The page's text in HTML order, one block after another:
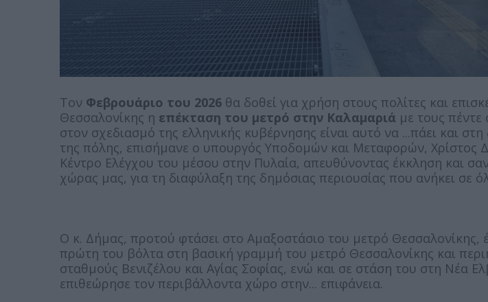
Τον Φεβρουάριο του 2026 θα δοθεί για χρήση στους πολίτες και
Θεσσαλονίκης η επέκταση του μετρό στην Καλαμαριά με τους
στον σχεδιασμό της ελληνικής κυβέρνησης είναι αυτό να ...πάει και
της πόλης, επισήμανε ο υπουργός Υποδομών και Μεταφορών, Χρίστος
Κέντρο Ελέγχου του μέσου στην Πυλαία, απευθύνοντας έκκληση και
χώρας μας, για τη διαφύλαξη της δημόσιας περιουσίας που ανήκει σε
Ο κ. Δήμας, προτού φτάσει στο Αμαξοστάσιο του μετρό Θεσσαλονίκης,
πρώτη του βόλτα στη βασική γραμμή του μετρό Θεσσαλονίκης και
σταθμούς Βενιζέλου και Αγίας Σοφίας, ενώ και σε στάση του στη Νέα
επιθεώρησε τον περιβάλλοντα χώρο στην... επιφάνεια.